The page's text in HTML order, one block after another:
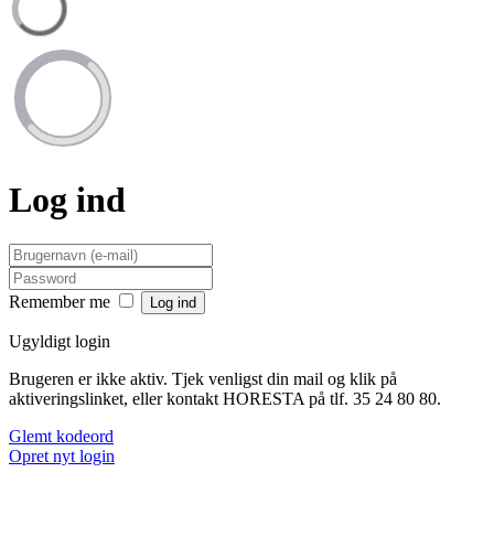
Log ind
Remember me
Ugyldigt login
Brugeren er ikke aktiv. Tjek venligst din mail og klik på
aktiveringslinket, eller kontakt HORESTA på tlf. 35 24 80 80.
Glemt kodeord
Opret nyt login